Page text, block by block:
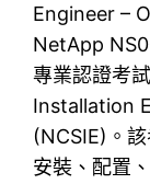
Engineer –
NetApp
專業認證考
Installation
(NCSIE)。
安裝、配置